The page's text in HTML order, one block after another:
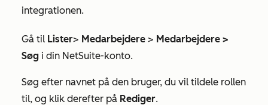
integrationen.
Gå til Lister> Medarbejdere > Medarbejdere >
Søg i din NetSuite-konto.
Søg efter navnet på den bruger, du vil tildele rollen
til, og klik derefter på Rediger.